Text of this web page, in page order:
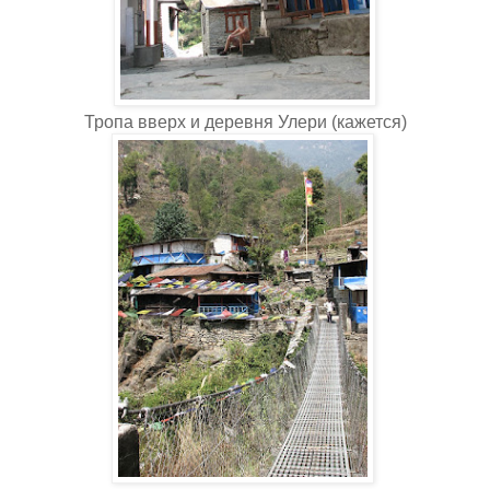
Тропа вверх и деревня Улери (кажется)